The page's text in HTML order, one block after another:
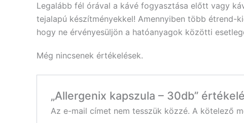
Legalább fél órával a kávé fogyasztása előtt vagy
tejalapú készítményekkel! Amennyiben több étrend-
hogy ne érvényesüljön a hatóanyagok közötti
Még nincsenek értékelések.
„Allergenix kapszula – 30db”
Az e-mail címet nem tesszük közzé. A kötelező